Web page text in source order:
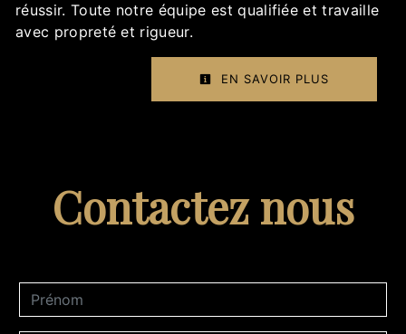
réussir. Toute notre équipe est qualifiée et travaille
avec propreté et rigueur.
EN SAVOIR PLUS
Contactez nous